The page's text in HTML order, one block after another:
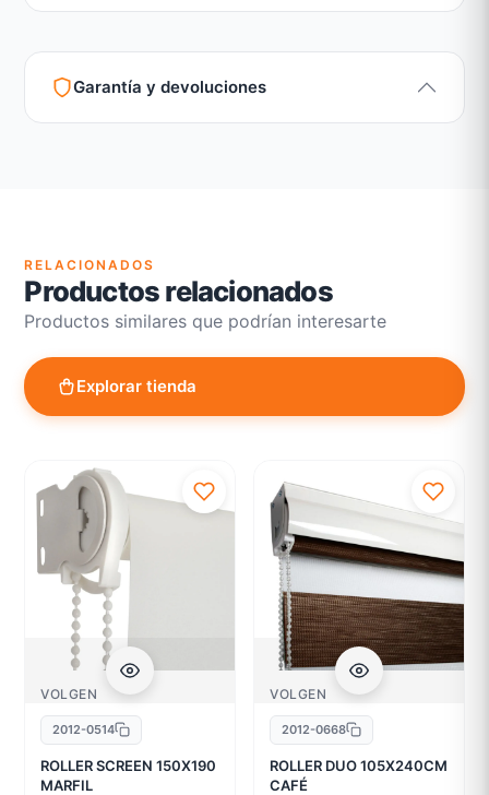
Garantía y devoluciones
RELACIONADOS
Productos relacionados
Productos similares que podrían interesarte
Explorar tienda
VOLGEN
2012-0514
ROLLER SCREEN 150X190
MARFIL
VOLGEN
2012-0668
ROLLER DUO 105X240CM
CAFÉ